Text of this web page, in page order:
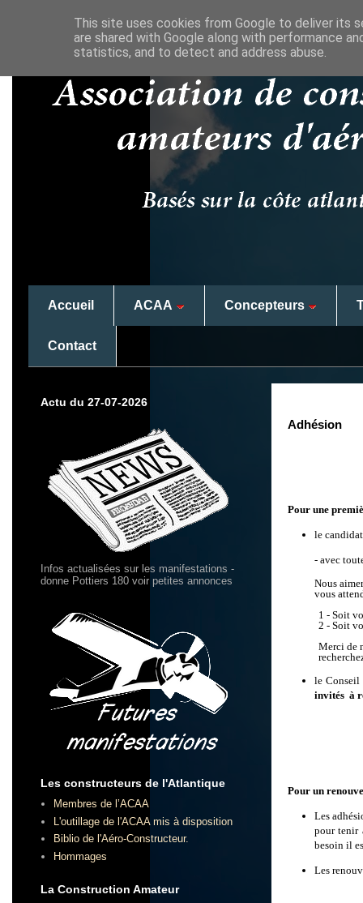
Accueil ACAA Concepteurs
Contact
Adhésion
Pour une
le candidat
- avec
Nous
vous
1 - Soit
2 - Soit
Merci de
le Conseil
invités à
Pour un
Les
pour tenir
besoin il
Les
Actu du 27-07-2026
Infos actualisées sur les manifestations -
donne Pottiers 180 voir petites annonces
Les constructeurs de l'Atlantique
Membres de l’ACAA
L'outillage de l'ACAA mis à disposition
Biblio de l'Aéro-Constructeur.
Hommages
La Construction Amateur
This site uses cookies from Google to deliver its
are shared with Google along with performance
statistics, and to detect and address abuse.